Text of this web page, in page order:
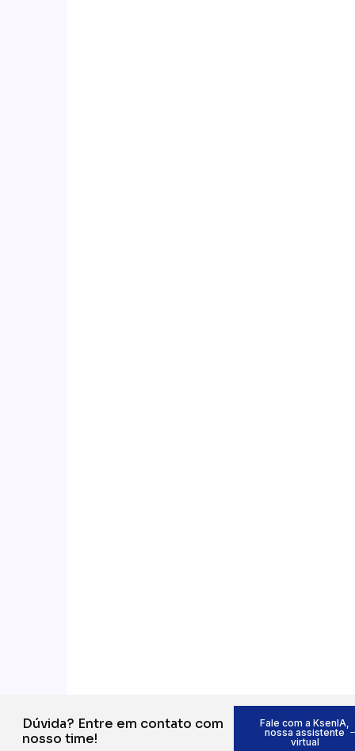
Fale com a KsenIA,
nossa assistente
virtual
Dúvida? Entre em contato com
nosso time!